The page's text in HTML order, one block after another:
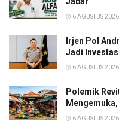
6 AGUSTUS 2026
Irjen Pol
Jadi
6 AGUSTUS 2026
Polemik
6 AGUSTUS 2026